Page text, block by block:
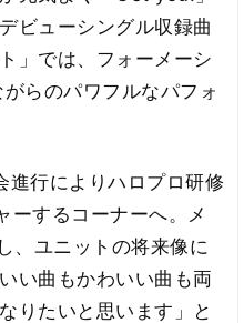
ビューシングル収録曲
」では、フォーメーシ
らのパワフルなパフォ
行によりハロプロ研修
ーするコーナーへ。メ
、ユニットの将来像に
い曲もかわいい曲も両
りたいと思います」と